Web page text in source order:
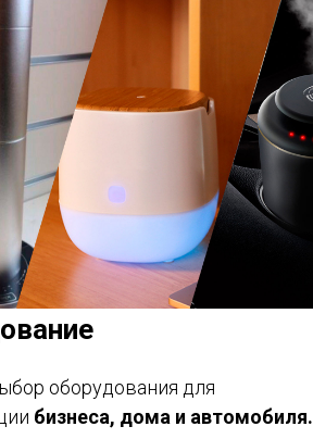
оборудования для
бизнеса, дома и автомобиля.